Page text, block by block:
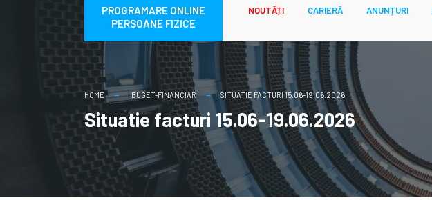
PROGRAMARE ONLINE
PERSOANE FIZICE
NOUTĂȚI CARIERĂ ANUNȚURI
HOME BUGET-FINANCIAR SITUATIE FACTURI 15.06-19.06.2026
Situatie facturi 15.06-19.06.2026